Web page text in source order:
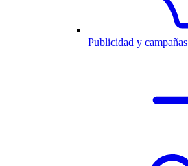
Publicidad y campañas